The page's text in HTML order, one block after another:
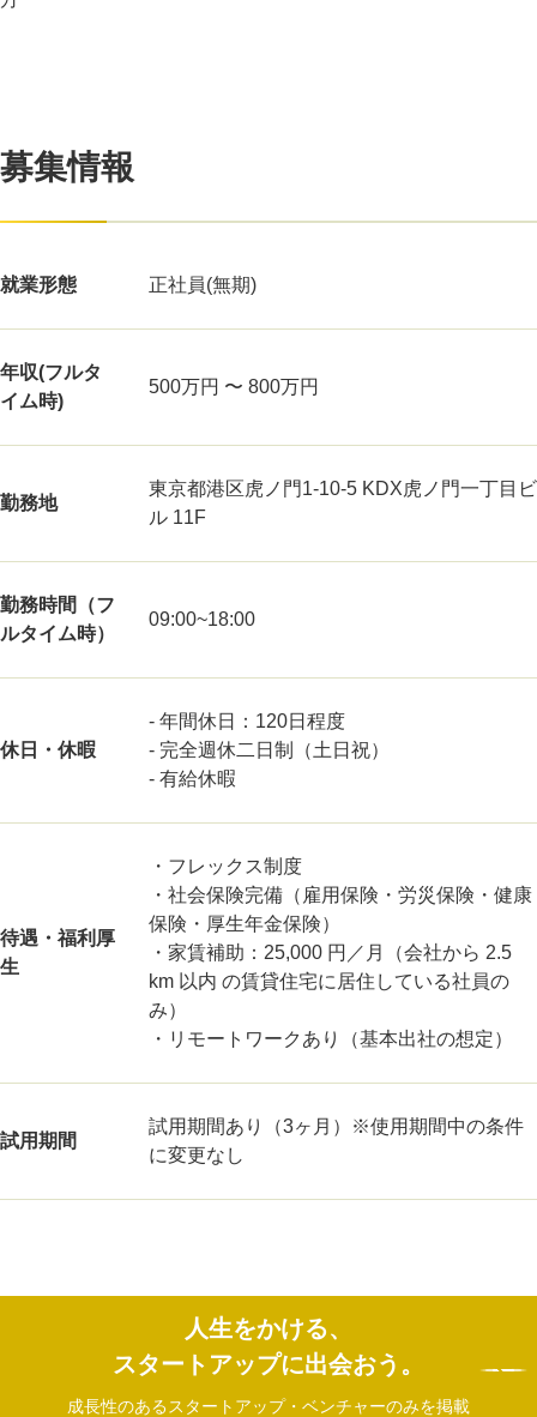
募集情報
就業形態 正社員(無期)
年収(フルタ
イム時)
500万円 〜 800万円
勤務地
東京都港区虎ノ門1-10-5 KDX虎ノ門一丁目ビ
ル 11F
勤務時間（フ
ルタイム時）
09:00~18:00
休日・休暇
- 年間休日：120日程度
- 完全週休二日制（土日祝）
- 有給休暇
待遇・福利厚
生
・フレックス制度
・社会保険完備（雇用保険・労災保険・健康
保険・厚生年金保険）
・家賃補助：25,000 円／月（会社から 2.5
km 以内 の賃貸住宅に居住している社員の
み）
・リモートワークあり（基本出社の想定）
試用期間
試用期間あり（3ヶ月）※使用期間中の条件
に変更なし
人生をかける、
スタートアップに出会おう。
成長性のあるスタートアップ・ベンチャーのみを掲載